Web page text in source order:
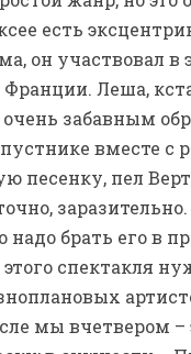
мы вчетвером –
в сущности –
Через стихи
туфли,
ремешками
– костюмы и
эпохи? В какое
вы не можете